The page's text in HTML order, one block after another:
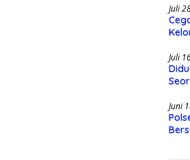
Juli
Juli
Juni